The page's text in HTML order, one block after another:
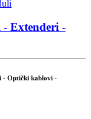
Extenderi -
- Optički kablovi -